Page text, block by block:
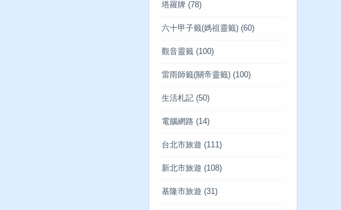
塔羅牌 (78)
六十甲子籤(媽祖靈籤) (60)
觀音靈籤 (100)
雷雨師籤(關帝靈籤) (100)
生活札記 (50)
電腦網路 (14)
台北市旅遊 (111)
新北市旅遊 (108)
基隆市旅遊 (31)